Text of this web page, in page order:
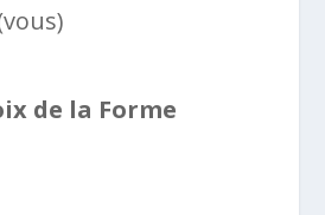
de la Forme